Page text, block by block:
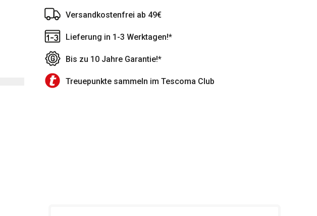
Versandkostenfrei ab 49€
Lieferung in 1-3 Werktagen!*
Bis zu 10 Jahre Garantie!*
Treuepunkte sammeln im Tescoma Club